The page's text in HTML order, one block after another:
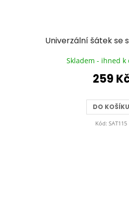
Univerzální šátek se
Skladem - ihned k
259
DO KOŠÍKU
Kód: SAT115